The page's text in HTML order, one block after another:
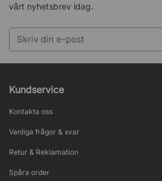
vårt nyhetsbrev idag.
Kundservice
Kontakta oss
Vanliga frågor & svar
Retur & Reklamation
Spåra order